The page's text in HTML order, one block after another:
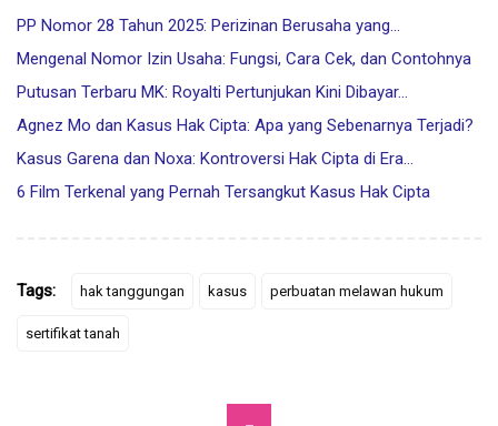
PP Nomor 28 Tahun 2025: Perizinan Berusaha yang…
Mengenal Nomor Izin Usaha: Fungsi, Cara Cek, dan Contohnya
Putusan Terbaru MK: Royalti Pertunjukan Kini Dibayar…
Agnez Mo dan Kasus Hak Cipta: Apa yang Sebenarnya Terjadi?
Kasus Garena dan Noxa: Kontroversi Hak Cipta di Era…
6 Film Terkenal yang Pernah Tersangkut Kasus Hak Cipta
Tags: hak tanggungan kasus perbuatan melawan hukum
sertifikat tanah